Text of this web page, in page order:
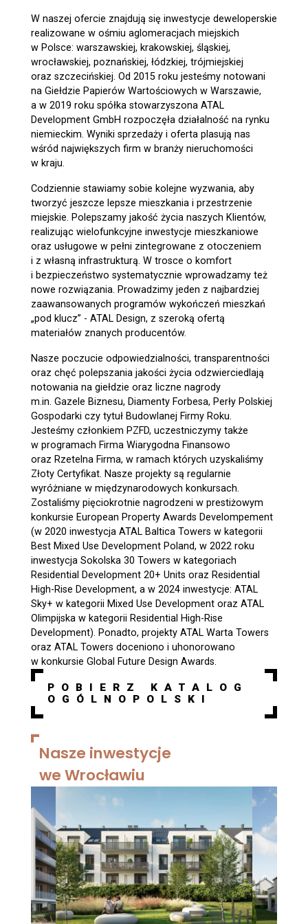
PL|EN
W naszej ofercie znajdują się inwestycje deweloperskie
realizowane w ośmiu aglomeracjach miejskich
w Polsce: warszawskiej, krakowskiej, śląskiej,
wrocławskiej, poznańskiej, łódzkiej, trójmiejskiej
oraz szczecińskiej. Od 2015 roku jesteśmy notowani
na Giełdzie Papierów Wartościowych w Warszawie,
a w 2019 roku spółka stowarzyszona ATAL
Development GmbH rozpoczęła działalność na rynku
niemieckim. Wyniki sprzedaży i oferta plasują nas
wśród największych firm w branży nieruchomości
w kraju.
Codziennie stawiamy sobie kolejne wyzwania, aby
tworzyć jeszcze lepsze mieszkania i przestrzenie
miejskie. Polepszamy jakość życia naszych Klientów,
realizując wielofunkcyjne inwestycje mieszkaniowe
oraz usługowe w pełni zintegrowane z otoczeniem
i z własną infrastrukturą. W trosce o komfort
i bezpieczeństwo systematycznie wprowadzamy też
nowe rozwiązania. Prowadzimy jeden z najbardziej
zaawansowanych programów wykończeń mieszkań
„pod klucz” - ATAL Design, z szeroką ofertą
materiałów znanych producentów.
Nasze poczucie odpowiedzialności, transparentności
oraz chęć polepszania jakości życia odzwierciedlają
notowania na giełdzie oraz liczne nagrody
m.in. Gazele Biznesu, Diamenty Forbesa, Perły Polskiej
Gospodarki czy tytuł Budowlanej Firmy Roku.
Jesteśmy członkiem PZFD, uczestniczymy także
w programach Firma Wiarygodna Finansowo
oraz Rzetelna Firma, w ramach których uzyskaliśmy
Złoty Certyfikat. Nasze projekty są regularnie
wyróżniane w międzynarodowych konkursach.
Zostaliśmy pięciokrotnie nagrodzeni w prestiżowym
konkursie European Property Awards Develompement
(w 2020 inwestycja ATAL Baltica Towers w kategorii
Best Mixed Use Development Poland, w 2022 roku
inwestycja Sokolska 30 Towers w kategoriach
Residential Development 20+ Units oraz Residential
High-Rise Development, a w 2024 inwestycje: ATAL
Sky+ w kategorii Mixed Use Development oraz ATAL
Olimpijska w kategorii Residential High-Rise
Development). Ponadto, projekty ATAL Warta Towers
oraz ATAL Towers doceniono i uhonorowano
w konkursie Global Future Design Awards.
POBIERZ KATALOG
OGÓLNOPOLSKI
Nasze inwestycje
we Wrocławiu